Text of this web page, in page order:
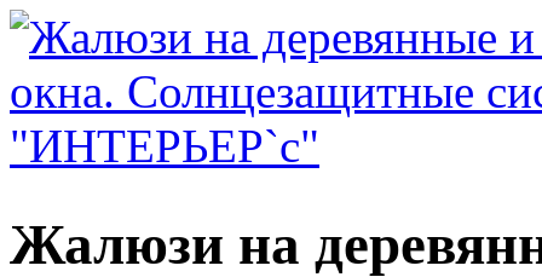
Жалюзи на